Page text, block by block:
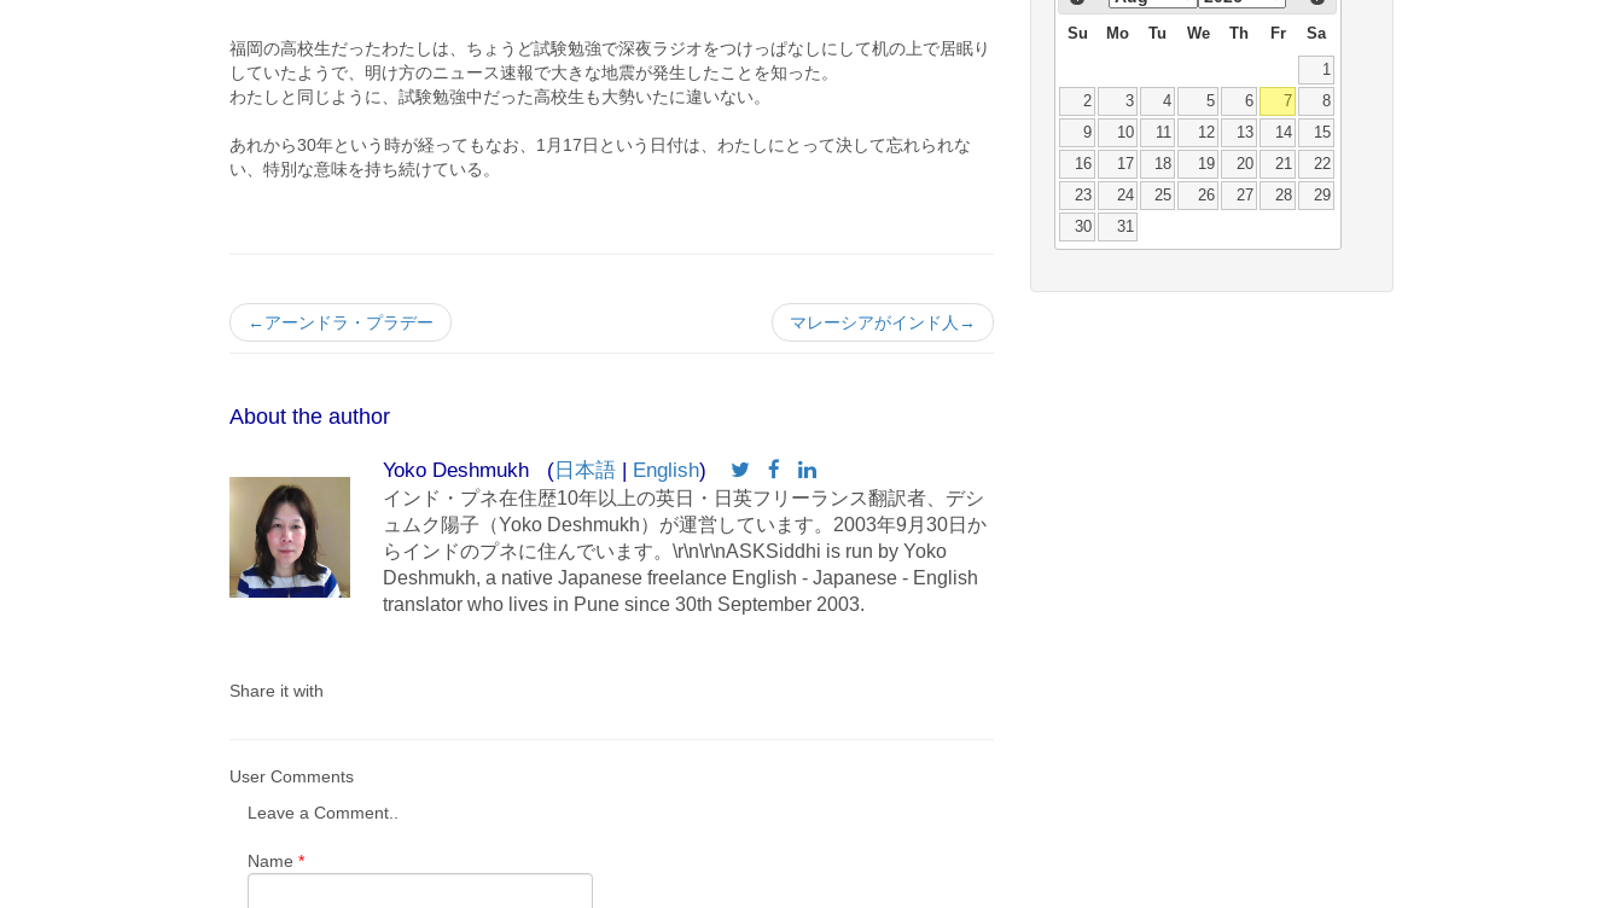
福岡の高校生だったわたしは、ちょうど試験勉強で深夜ラジオをつけっぱなしにして机の上で居眠り
していたようで、明け方のニュース速報で大きな地震が発生したことを知った。
わたしと同じように、試験勉強中だった高校生も大勢いたに違いない。
あれから30年という時が経ってもなお、1月17日という日付は、わたしにとって決して忘れられな
い、特別な意味を持ち続けている。
←アーンドラ・プラデー マレーシアがインド人→
About the author
Yoko Deshmukh ( 日本語 English)
インド・プネ在住歴10年以上の英日・日英フリーランス翻訳者、デシ
ュムク陽子（Yoko Deshmukh）が運営しています。2003年9月30日か
らインドのプネに住んでいます。\r\n\r\nASKSiddhi is run by Yoko
Deshmukh, a native Japanese freelance English - Japanese - English
translator who lives in Pune since 30th September 2003.
Share it with
User Comments
Leave a Comment..
Name *
Su Mo Tu We Th Fr Sa
1
2
3 4 5 6 7
8
9
10 11 12 13 14
15
16
17 18 19 20 21
22
23
24 25 26 27 28
29
30
31